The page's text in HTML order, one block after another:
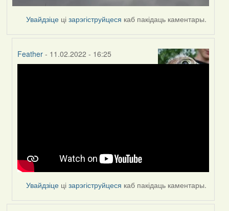
Увайдзіце цізарэгіструйцеся каб пакідаць каментары.
Feather - 11.02.2022 - 16:25
Увайдзіце цізарэгіструйцеся каб пакідаць каментары.